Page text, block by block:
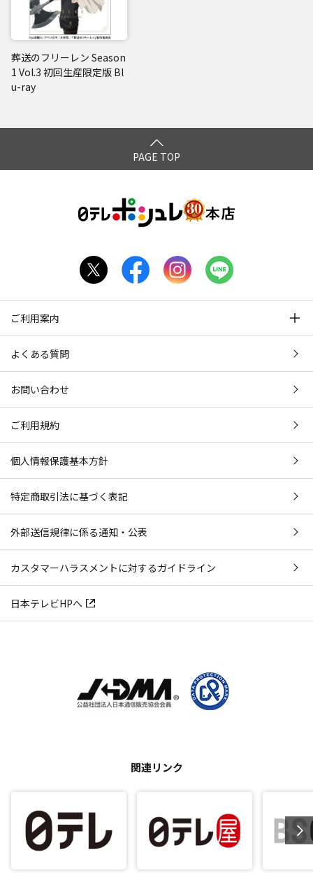
葬送のフリーレン Season
1 Vol.3 初回生産限定版 Bl
u-ray
PAGE TOP
ご利用案内
よくある質問
お問い合わせ
ご利用規約
個人情報保護基本方針
特定商取引法に基づく表記
外部送信規律に係る通知・公表
カスタマーハラスメントに対するガイドライン
日本テレビHPへ
関連リンク